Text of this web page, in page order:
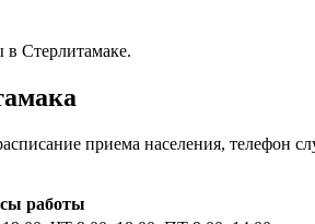
Стерлитамаке.
приема населения, телефон
работы